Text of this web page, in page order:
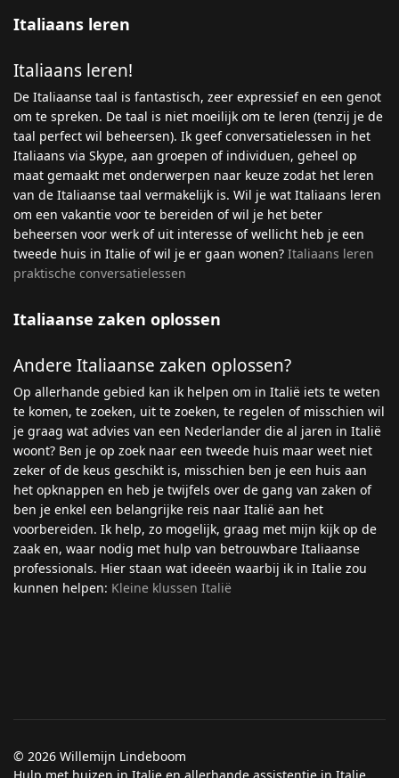
Italiaans leren
Italiaans leren!
De Italiaanse taal is fantastisch, zeer expressief en een genot
om te spreken. De taal is niet moeilijk om te leren (tenzij je de
taal perfect wil beheersen). Ik geef conversatielessen in het
Italiaans via Skype, aan groepen of individuen, geheel op
maat gemaakt met onderwerpen naar keuze zodat het leren
van de Italiaanse taal vermakelijk is. Wil je wat Italiaans leren
om een vakantie voor te bereiden of wil je het beter
beheersen voor werk of uit interesse of wellicht heb je een
tweede huis in Italie of wil je er gaan wonen? Italiaans leren
praktische conversatielessen
Italiaanse zaken oplossen
Andere Italiaanse zaken oplossen?
Op allerhande gebied kan ik helpen om in Italië iets te weten
te komen, te zoeken, uit te zoeken, te regelen of misschien wil
je graag wat advies van een Nederlander die al jaren in Italië
woont? Ben je op zoek naar een tweede huis maar weet niet
zeker of de keus geschikt is, misschien ben je een huis aan
het opknappen en heb je twijfels over de gang van zaken of
ben je enkel een belangrijke reis naar Italië aan het
voorbereiden. Ik help, zo mogelijk, graag met mijn kijk op de
zaak en, waar nodig met hulp van betrouwbare Italiaanse
professionals. Hier staan wat ideeën waarbij ik in Italie zou
kunnen helpen: Kleine klussen Italië
© 2026 Willemijn Lindeboom